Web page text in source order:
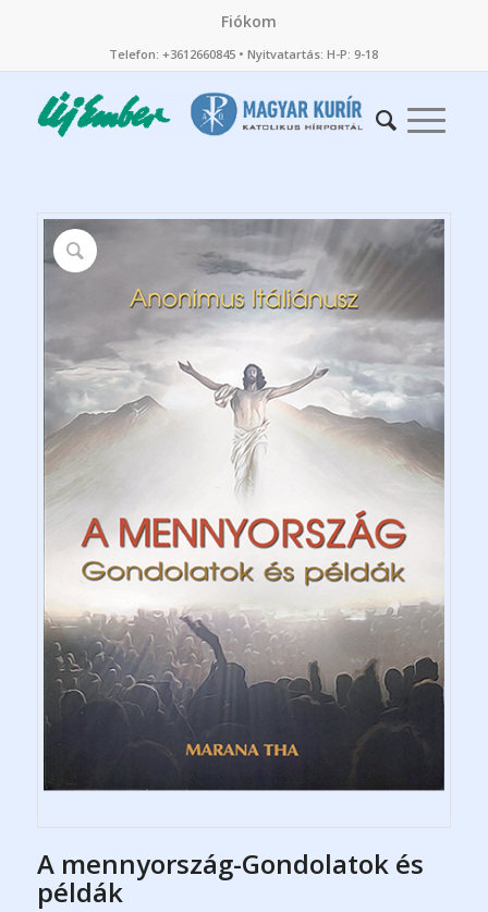
Fiókom
Telefon: +3612660845 • Nyitvatartás: H-P: 9-18
A mennyország-Gondolatok és
példák